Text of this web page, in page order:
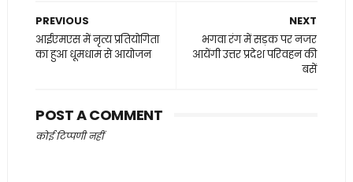
NEXT
भगवा रंग में सड़क पर नजर
आयेंगी उत्तर प्रदेश परिवहन की
बसें
PREVIOUS
आईएमएस में नृत्य प्रतियोगिता
का हुआ धूमधाम से आयोजन
POST A COMMENT
कोई टिप्पणी नहीं